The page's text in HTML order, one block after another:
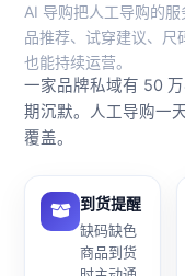
AI 导购把人工导购的
品推荐、试穿建议、尺
也能持续运营。
一家品牌私域有 50
期沉默。人工导购一
覆盖。
到货提醒
缺码缺色
商品到货